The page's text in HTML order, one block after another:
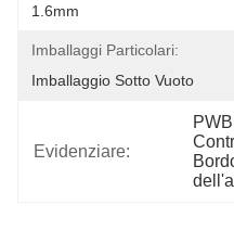
1.6mm
Imballaggi Particolari:
Imballaggio Sotto Vuoto
Evidenziare: